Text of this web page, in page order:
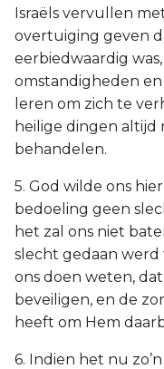
Israëls vervullen
overtuiging geven
eerbiedwaardig
omstandigheden
leren om zich te
heilige dingen altijd
behandelen.
5. God wilde ons
bedoeling geen
het zal ons niet
slecht gedaan werd
ons doen weten, dat
beveiligen, en de
heeft om Hem
6. Indien het nu